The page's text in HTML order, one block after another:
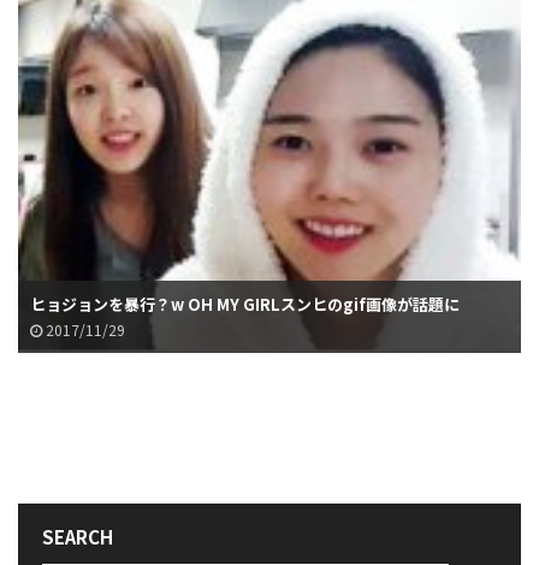
ヒョジョンを暴行？w OH MY GIRLスンヒのgif画像が話題に
2017/11/29
SEARCH